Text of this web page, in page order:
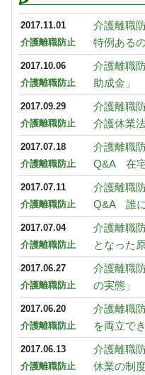
2017.11.01
介護離職防止
介護離職
特例あるの
2017.10.06
介護離職防止
介護離職
助成金」
2017.09.29
介護離職防止
介護離職
介護休業法
2017.07.18
介護離職防止
介護離職
Q&A 在宅
2017.07.11
介護離職防止
介護離職
Q&A 誰に
2017.07.04
介護離職防止
介護離職
となった原
2017.06.27
介護離職防止
介護離職
の実態」
2017.06.20
介護離職防止
介護離職
を両立で
2017.06.13
介護離職防止
介護離職
休業の制